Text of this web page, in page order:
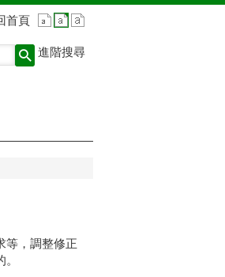
首頁
進階搜尋
等，調整修正